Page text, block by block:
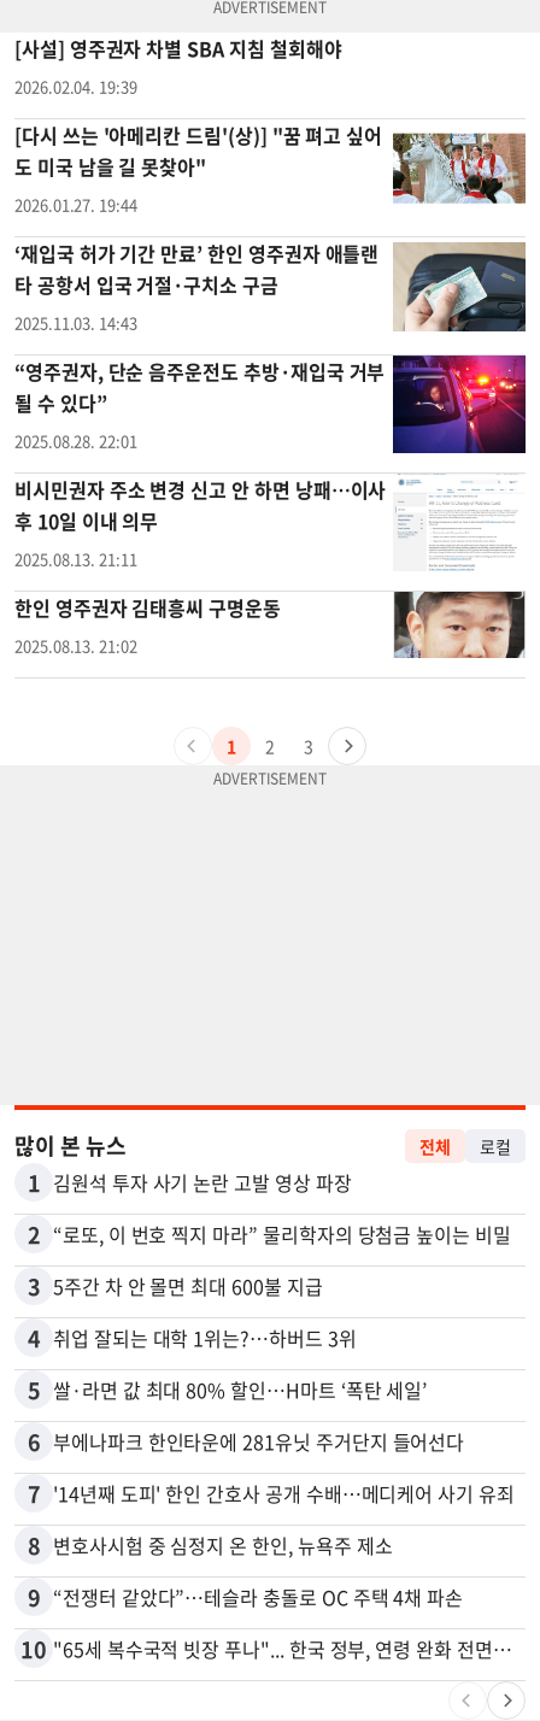
[사설] 영주권자 차별 SBA 지침 철회해야
2026.02.04. 19:39
[다시 쓰는 '아메리칸 드림'(상)] "꿈 펴고 싶어
도 미국 남을 길 못찾아"
2026.01.27. 19:44
‘재입국 허가 기간 만료’ 한인 영주권자 애틀랜
타 공항서 입국 거절·구치소 구금
2025.11.03. 14:43
“영주권자, 단순 음주운전도 추방·재입국 거부
될 수 있다”
2025.08.28. 22:01
비시민권자 주소 변경 신고 안 하면 낭패…이사
후 10일 이내 의무
2025.08.13. 21:11
한인 영주권자 김태흥씨 구명운동
2025.08.13. 21:02
1 2 3
많이 본 뉴스 전체 로컬
1 김원석 투자 사기 논란 고발 영상 파장
2 “로또, 이 번호 찍지 마라” 물리학자의 당첨금 높이는 비밀
3 5주간 차 안 몰면 최대 600불 지급
4 취업 잘되는 대학 1위는?…하버드 3위
5 쌀·라면 값 최대 80% 할인…H마트 ‘폭탄 세일’
6 부에나파크 한인타운에 281유닛 주거단지 들어선다
7 '14년째 도피' 한인 간호사 공개 수배…메디케어 사기 유죄
8 변호사시험 중 심정지 온 한인, 뉴욕주 제소
9 “전쟁터 같았다”…테슬라 충돌로 OC 주택 4채 파손
10 "65세 복수국적 빗장 푸나"... 한국 정부, 연령 완화 전면 추진